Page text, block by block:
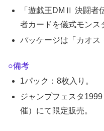
「遊戯王DMⅡ 決闘者
者カードを儀式モンス
パッケージは「カオス
○備考
1パック：8枚入り。
ジャンプフェスタ
催）にて限定販売。